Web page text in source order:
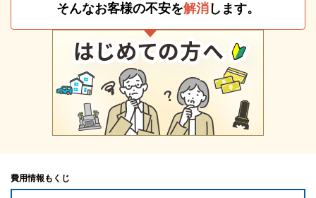
そんなお客様の不安を解消 します。
費用情報もくじ